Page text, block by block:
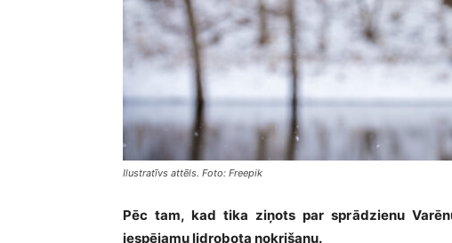
Ilustratīvs attēls. Foto: Freepik
Pēc tam, kad tika ziņots par sprādzienu
iespējamu lidrobota nokrišanu.